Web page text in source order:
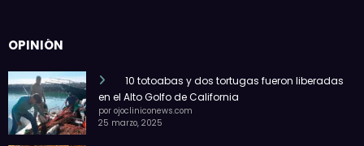
OPINIÓN
10 totoabas y dos tortugas fueron liberadas
en el Alto Golfo de California
por ojocliniconews.com
25 marzo, 2025